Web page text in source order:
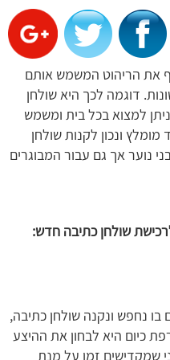
את הריהוט המשמש אותם
דוגמה לכך היא שולחן
למצוא בכל בית ומשמש
מומלץ ונכון לקנות שולחן
נוער אך גם עבור המבוגרים
שולחן כתיבה חדש:
בו נחפש ונקנה שולחן כתיבה,
כיום היא לבחון את ההיצע
שמקדישים זמן על מנת